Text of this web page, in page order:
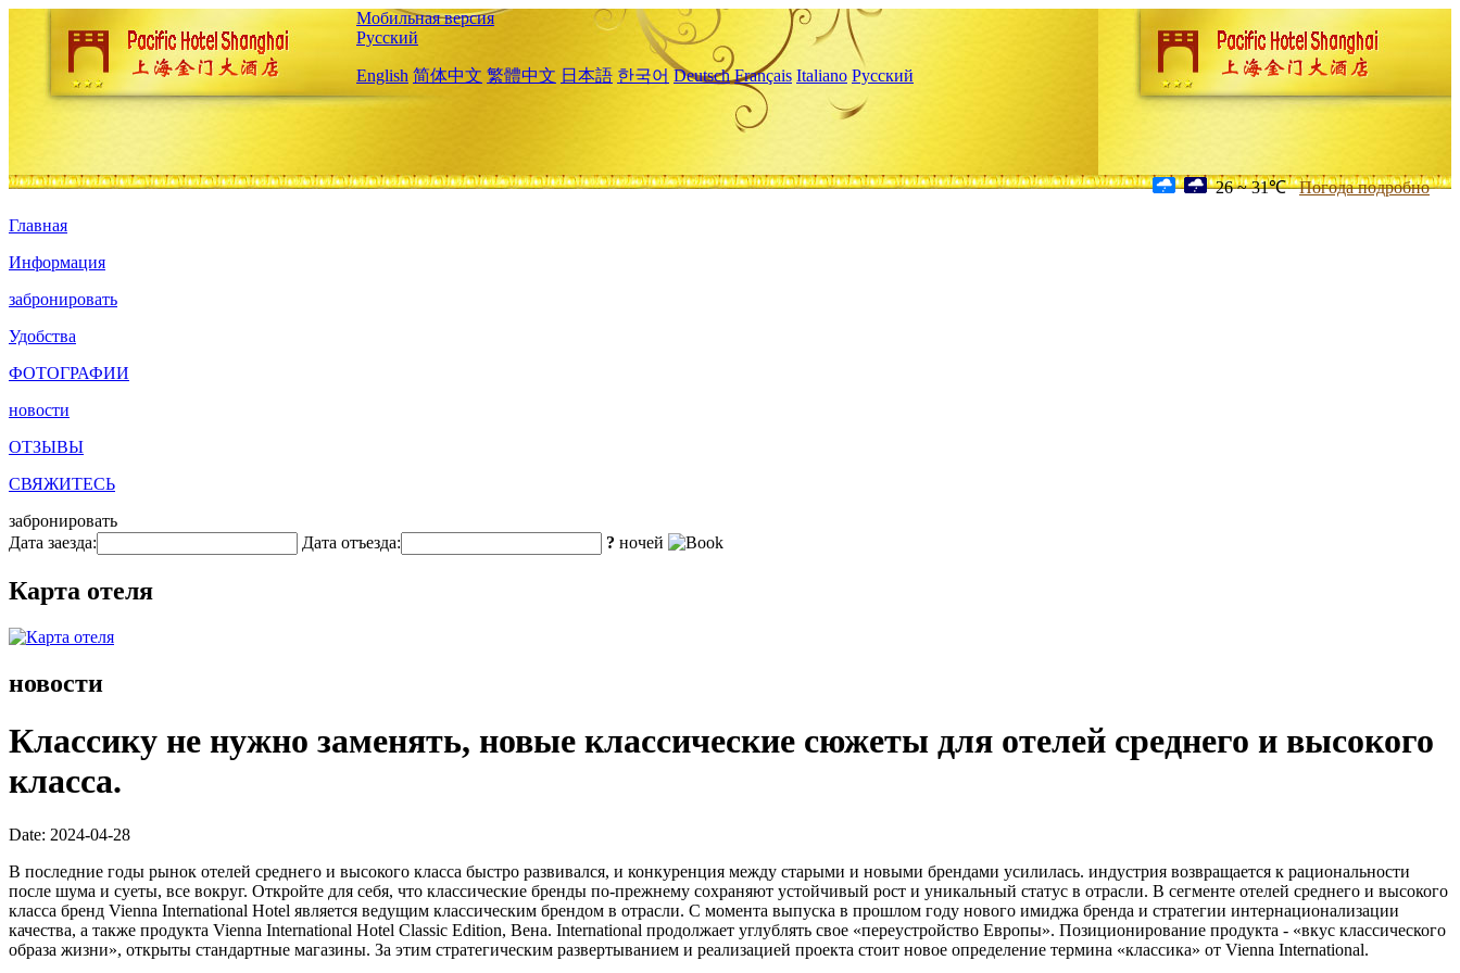
Мобильная версия
Русский
English 简体中文 繁體中文 日本語 한국어 Deutsch Français Italiano Русский
26 ~ 31℃ Погода подробно
Главная
Информация
забронировать
Удобства
ФОТОГРАФИИ
новости
ОТЗЫВЫ
СВЯЖИТЕСЬ
забронировать
Дата заезда:
Дата отъезда: ? ночей
Карта отеля
новости
Классику не нужно заменять, новые классические сюжеты для отелей среднего и высокого
класса.
Date: 2024-04-28
В последние годы рынок отелей среднего и высокого класса быстро развивался, и конкуренция между старыми и новыми брендами усилилась. индустрия возвращается к рациональности
после шума и суеты, все вокруг. Откройте для себя, что классические бренды по-прежнему сохраняют устойчивый рост и уникальный статус в отрасли. В сегменте отелей среднего и высокого
класса бренд Vienna International Hotel является ведущим классическим брендом в отрасли. С момента выпуска в прошлом году нового имиджа бренда и стратегии интернационализации
качества, а также продукта Vienna International Hotel Classic Edition, Вена. International продолжает углублять свое «переустройство Европы». Позиционирование продукта - «вкус классического
образа жизни», открыты стандартные магазины. За этим стратегическим развертыванием и реализацией проекта стоит новое определение термина «классика» от Vienna International.